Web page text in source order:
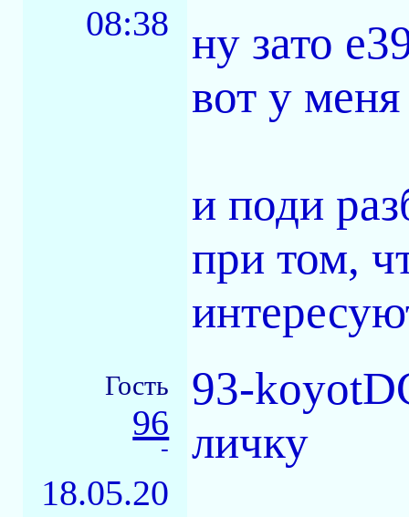
08:38 ну зато
вот у
и поди
при том,
Гость
96
-
18.05.20
93-
личку